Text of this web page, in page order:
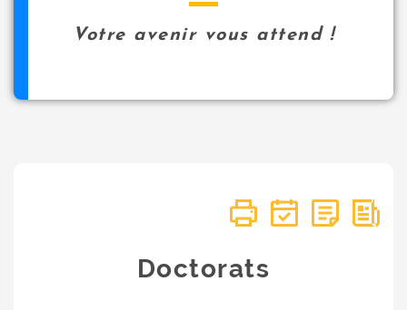
Votre avenir vous attend !
Doctorats